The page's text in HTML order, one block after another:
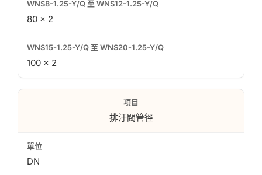
80 × 2
100 × 2
排汙閥管徑
DN